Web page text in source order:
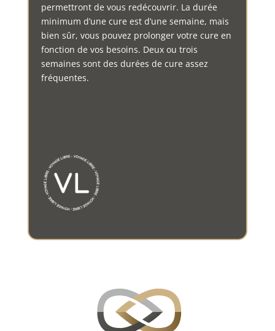
permettront de vous redécouvrir. La durée
minimum d’une cure est d’une semaine, mais
bien sûr, vous pouvez prolonger votre cure en
fonction de vos besoins. Deux ou trois
semaines sont des durées de cure assez
fréquentes.